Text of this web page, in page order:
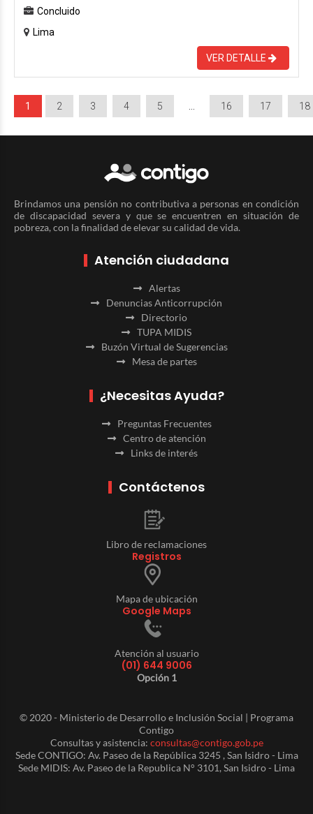
Concluido
Lima
VER DETALLE
1 2 3 4 5 16 17 18
Brindamos una pensión no contributiva a personas en condición
de discapacidad severa y que se encuentren en situación de
pobreza, con la finalidad de elevar su calidad de vida.
Atención ciudadana
Alertas
Denuncias Anticorrupción
Directorio
TUPA MIDIS
Buzón Virtual de Sugerencias
Mesa de partes
¿Necesitas Ayuda?
Preguntas Frecuentes
Centro de atención
Links de interés
Contáctenos
Libro de reclamaciones
Registros
Mapa de ubicación
Google Maps
Atención al usuario
(01) 644 9006
Opción 1
© 2020 - Ministerio de Desarrollo e Inclusión Social | Programa
Contigo
Consultas y asistencia: consultas@contigo.gob.pe
Sede CONTIGO: Av. Paseo de la República 3245 , San Isidro - Lima
Sede MIDIS: Av. Paseo de la Republica N° 3101, San Isidro - Lima